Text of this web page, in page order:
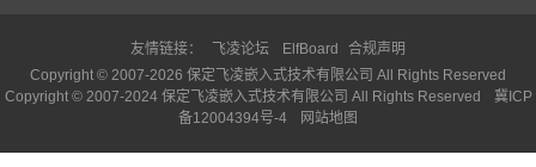
友情链接： 飞凌论坛 ElfBoard
合规声明
Copyright © 2007-2026 保定飞凌嵌入式技术有限公司 All Rights Reserved
Copyright © 2007-2024 保定飞凌嵌入式技术有限公司 All Rights Reserved
冀ICP
备12004394号-4
网站地图